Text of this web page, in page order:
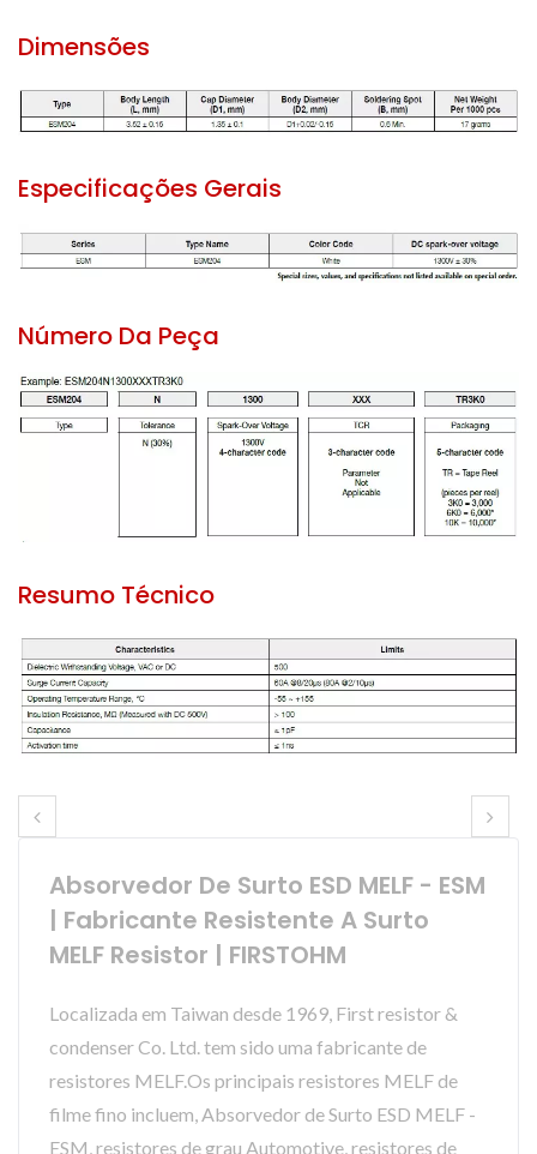
Dimensões
Especificações Gerais
Número Da Peça
Resumo Técnico
Absorvedor De Surto ESD MELF - ESM
| Fabricante Resistente A Surto
MELF Resistor | FIRSTOHM
Localizada em Taiwan desde 1969, First resistor &
condenser Co. Ltd. tem sido uma fabricante de
resistores MELF.Os principais resistores MELF de
filme fino incluem, Absorvedor de Surto ESD MELF -
ESM, resistores de grau Automotive, resistores de